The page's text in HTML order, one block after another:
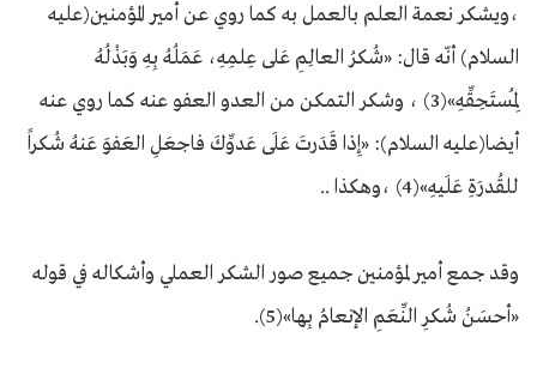
،ويشكر نعمة العلم بالعمل به كما روي عن أمير المؤمنين(عليه
السلام) أنّه قال: «شُكرُ العالِمِ عَلى عِلمِهِ، عَمَلُهُ بِهِ وَبَذْلُهُ
لِمُستَحِقِّهِ»(3) ، وشكر التمكن من العدو العفو عنه كما روي عنه
أيضا(عليه السلام): «إِذا قَدَرتَ عَلَى عَدوِّكَ فاجعَلِ العَفوَ عَنهُ شُكراً
للقُدرَةِ عَلَيهِ»(4) ،وهكذا ..
وقد جمع أمير لمؤمنين جميع صور الشكر العملي وأشكاله في قوله
«أحسَنُ شُكرِ النِّعَمِ الإنعامُ بِها»(5).